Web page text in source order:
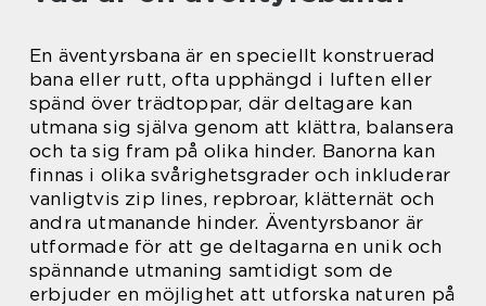
En äventyrsbana är en speciellt konstruerad
bana eller rutt, ofta upphängd i luften eller
spänd över trädtoppar, där deltagare kan
utmana sig själva genom att klättra, balansera
och ta sig fram på olika hinder. Banorna kan
finnas i olika svårighetsgrader och inkluderar
vanligtvis zip lines, repbroar, klätternät och
andra utmanande hinder. Äventyrsbanor är
utformade för att ge deltagarna en unik och
spännande utmaning samtidigt som de
erbjuder en möjlighet att utforska naturen på